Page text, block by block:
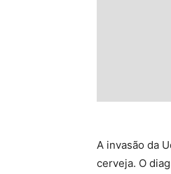
A invasão da
cerveja. O